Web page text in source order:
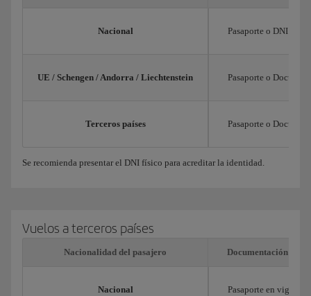
Nacional Pasaporte o DNI en
UE / Schengen / Andorra / Liechtenstein Pasaporte o
Terceros países Pasaporte o
Se recomienda presentar el DNI físico para acreditar la identidad.
Vuelos a terceros países
Nacionalidad del pasajero Documentación
Nacional Pasaporte en vigor